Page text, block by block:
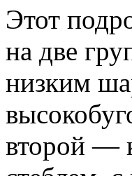
Этот
на две
низким
второй —